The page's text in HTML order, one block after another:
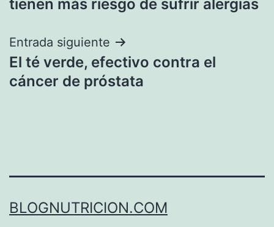
tienen más riesgo de sufrir alergias
Entrada siguiente
El té verde, efectivo contra el
cáncer de próstata
BLOGNUTRICION.COM